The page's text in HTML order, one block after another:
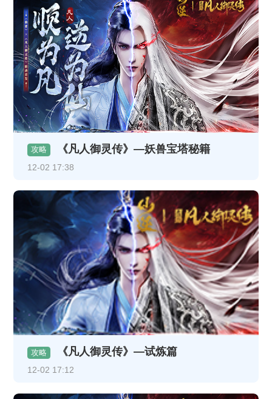
攻略 《凡人御灵传》—妖兽宝塔秘籍
12-02 17:38
攻略 《凡人御灵传》—试炼篇
12-02 17:12